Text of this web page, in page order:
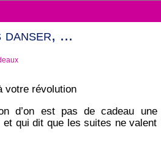
danser, ...
votre révolution
d’on est pas de cadeau une
qui dit que les suites ne valent